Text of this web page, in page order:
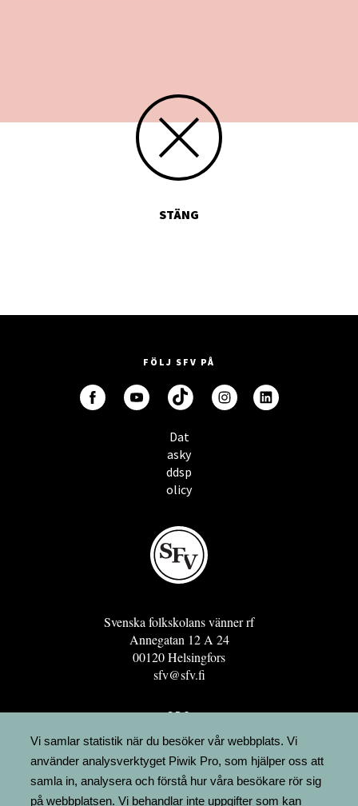
STÄNG
FÖLJ SFV PÅ
Dat
asky
ddsp
olicy
Svenska folkskolans vänner rf
Annegatan 12 A 24
00120 Helsingfors
sfv@sfv.fi
GRO
FÖRENINGSRESURSEN
MINNESRUNOR.FI
UPPSLAGSVERKET FINLAND
Vi samlar statistik när du besöker vår webbplats. Vi
använder analysverktyget Piwik Pro, som hjälper oss att
samla in, analysera och förstå hur våra besökare rör sig
på webbplatsen. Vi behandlar inte uppgifter som kan